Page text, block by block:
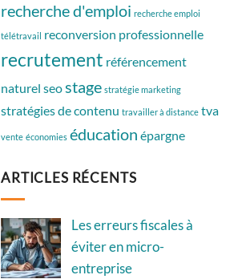
recherche d'emploi recherche emploi
télétravail reconversion professionnelle
recrutement référencement
naturel seostage stratégie marketing
stratégies de contenu travailler à distance tva
vente économies éducation épargne
ARTICLES RÉCENTS
Les erreurs fiscales à
éviter en micro-
entreprise